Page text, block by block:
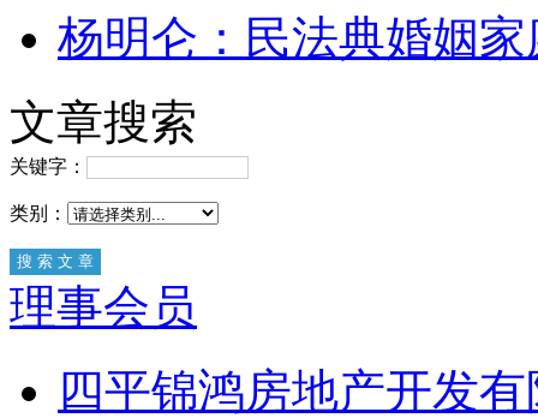
杨明仑：民法典婚姻
文章搜索
关键字：
类别：
理事会员
四平锦鸿房地产开发